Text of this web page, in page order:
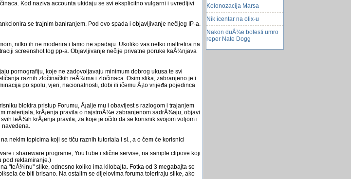
Kod naziva accounta ukidaju se svi eksplicitno vulgarni i uvredljivi
se trajnim baniranjem. Pod ovo spada i objavljivanje nečijeg IP-a.
nitko ih ne moderira i tamo ne spadaju. Ukoliko vas netko maltretira na
screenshot tog pp-a. Objavljivanje nečije privatne poruke kaÅ¾njava
pornografiju, koje ne zadovoljavaju minimum dobrog ukusa te svi
raznih zločinačkih reÅ¾ima i zločinaca. Osim slika, zabranjeno je i
po spolu, vjeri, nacionalnosti, dobi ili ičemu Å¡to vrijeđa pojedinca
blokira pristup Forumu, Å¡alje mu i obavijest s razlogom i trajanjem
materijala, krÅ¡enja pravila o najstroÅ¾e zabranjenom sadrÅ¾aju, objavi
teÅ¾ih krÅ¡enja pravila, za koje je očito da se korisnik svojom voljom i
navedena.
nekim topicima koji se tiču raznih tutoriala i sl., a o čem će korisnici
i shareware programe, YouTube i slične servise, na sample clipove koji
pod reklamiranje.)
"teÅ¾inu" slike, odnosno koliko ima kilobajta. Fotka od 3 megabajta se
će biti brisano. Na ostalim se dijelovima foruma toleriraju slike, ako
Kolonozacija Marsa
Nik icentar na olix-u
Nakon duÅ¾e bolesti umro
reper Nate Dogg
Problem sa MDE!